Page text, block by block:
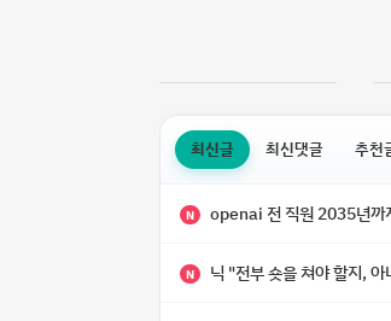
최신글 최신댓글 추천
N openai 전 직원 2035년까지 텔레파시가 어떻게 생길 수 있
N 닉 "전부 숏을 쳐야 할지, 아니면 특이점이 오니까 전부 롱을 쳐야 할지